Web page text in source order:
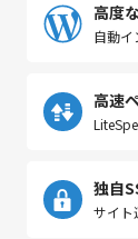
高度
自動
高速
独自
サイト